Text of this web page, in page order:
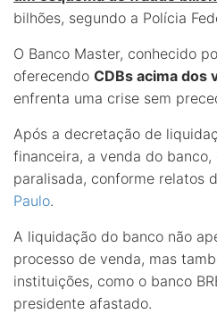
bilhões, segundo a Polícia
O Banco Master, conhecido
oferecendo CDBs acima dos
enfrenta uma crise sem
Após a decretação de
financeira, a venda do
paralisada, conforme relatos
Paulo.
A liquidação do banco não
processo de venda, mas
instituições, como o banco
presidente afastado.